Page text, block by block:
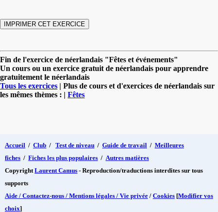
Fin de l'exercice de néerlandais "Fêtes et événements"
Un cours ou un exercice gratuit de néerlandais pour apprendre
gratuitement le néerlandais
Tous les exercices | Plus de cours et d'exercices de néerlandais sur
les mêmes thèmes : | Fêtes
Accueil / Club / Test de niveau / Guide de travail / Meilleures
fiches / Fiches les plus populaires / Autres matières
Copyright Laurent Camus - Reproduction/traductions interdites sur tous
supports
Aide / Contactez-nous / Mentions légales / Vie privée / Cookies [Modifier vos
choix]